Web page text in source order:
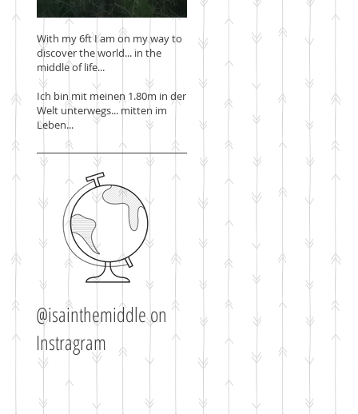
With my 6ft I am on my way to
discover the world... in the
middle of life...
Ich bin mit meinen 1.80m in der
Welt unterwegs... mitten im
Leben...
@isainthemiddle on
Instragram